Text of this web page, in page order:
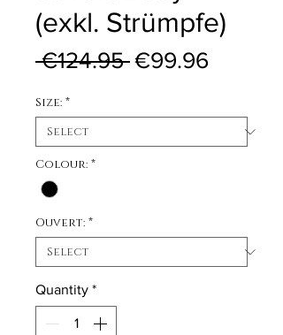
(exkl. Strümpfe)
€124.95 Regular Price
€99.96
Size: *
Colour: *
Ouvert: *
Quantity *